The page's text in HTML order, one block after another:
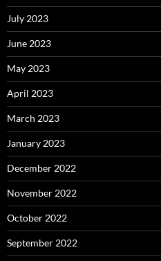
July 2023
June 2023
May 2023
April 2023
March 2023
January 2023
December 2022
November 2022
October 2022
September 2022